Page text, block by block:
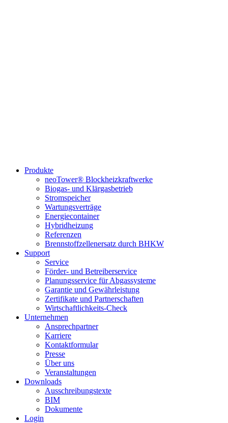
Produkte
neoTower® Blockheizkraftwerke
Biogas- und Klärgasbetrieb
Stromspeicher
Wartungsverträge
Energiecontainer
Hybridheizung
Referenzen
Brennstoffzellenersatz durch BHKW
Support
Service
Förder- und Betreiberservice
Planungsservice für Abgassysteme
Garantie und Gewährleistung
Zertifikate und Partnerschaften
Wirtschaftlichkeits-Check
Unternehmen
Ansprechpartner
Karriere
Kontaktformular
Presse
Über uns
Veranstaltungen
Downloads
Ausschreibungstexte
BIM
Dokumente
Login